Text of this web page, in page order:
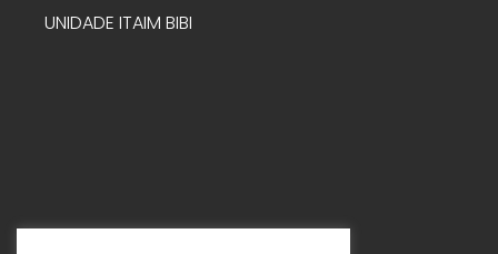
UNIDADE ITAIM BIBI